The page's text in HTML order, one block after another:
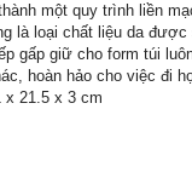
một quy trình liền
là loại chất liệu da
gấp giữ cho form túi
hoàn hảo cho việc đi
x 21.5 x 3 cm